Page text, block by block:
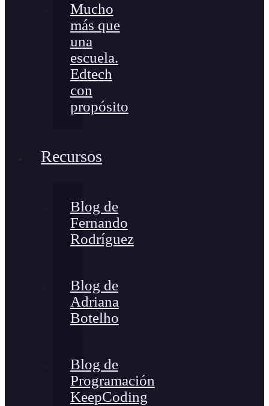
Mucho
más que
una
escuela.
Edtech
con
propósito
Recursos
Blog de
Fernando
Rodríguez
Blog de
Adriana
Botelho
Blog de
Programación
KeepCoding